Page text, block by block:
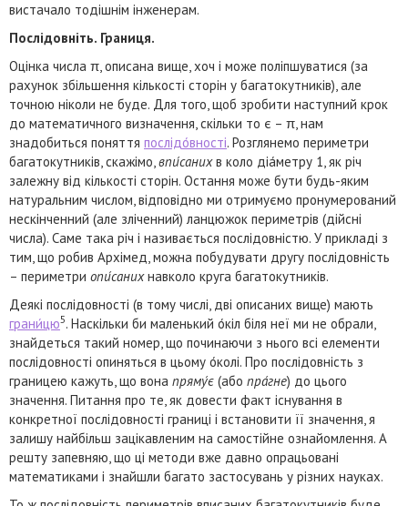
вистачало тодішнім інженерам.
Послідовніть. Границя.
Оцінка числа π, описана вище, хоч і може поліпшуватися (за
рахунок збільшення кількості сторін у багатокутників), але
точною ніколи не буде. Для того, щоб зробити наступний крок
до математичного визначення, скільки то є – π, нам
знадобиться поняття послідо́вності. Розглянемо периметри
багатокутників, скажімо,впи́санихв коло діа́метру 1, як річ
залежну від кількості сторін. Остання може бути будь-яким
натуральним числом, відповідно ми отримуємо пронумерований
нескінченний (але зліченний) ланцюжок периметрів (дійсні
числа). Саме така річ і називається послідовністю. У прикладі з
тим, що робив Архімед, можна побудувати другу послідовність
– периметри опи́санихнавколо круга багатокутників.
Деякі послідовності (в тому числі, дві описаних вище) мають
грани́цю5. Наскільки би маленький о́кіл біля неї ми не обрали,
знайдеться такий номер, що починаючи з нього всі елементи
послідовності опиняться в цьому о́колі. Про послідовність з
границею кажуть, що вона пряму́є (або пра́гне) до цього
значення. Питання про те, як довести факт існування в
конкретної послідовності границі і встановити її значення, я
залишу найбільш зацікавленим на самостійне ознайомлення. А
решту запевняю, що ці методи вже давно опрацьовані
математиками і знайшли багато застосувань у різних науках.